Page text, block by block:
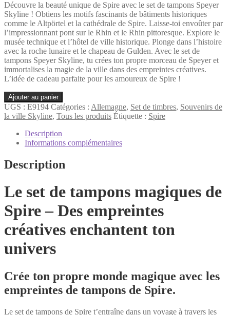
Découvre la beauté unique de Spire avec le set de tampons Speyer
Skyline ! Obtiens les motifs fascinants de bâtiments historiques
comme le Altpörtel et la cathédrale de Spire. Laisse-toi envoûter par
l’impressionnant pont sur le Rhin et le Rhin pittoresque. Explore le
musée technique et l’hôtel de ville historique. Plonge dans l’histoire
avec la roche lunaire et le chapeau de Gulden. Avec le set de
tampons Speyer Skyline, tu crées ton propre morceau de Speyer et
immortalises la magie de la ville dans des empreintes créatives.
L’idée de cadeau parfaite pour les amoureux de Spire !
quantité
de
Spire
timbres
Ajouter au panier
UGS : E9194 Catégories : Allemagne, Set de timbres, Souvenirs de
la ville Skyline, Tous les produits Étiquette : Spire
Description
Informations complémentaires
Description
Le set de tampons magiques de
Spire – Des empreintes
créatives enchantent ton
univers
Crée ton propre monde magique avec les
empreintes de tampons de Spire.
Le set de tampons de Spire t’entraîne dans un voyage à travers les